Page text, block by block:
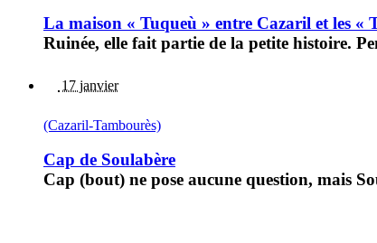
La maison « Tuqueù » entre Cazaril et les «
Ruinée, elle fait partie de la petite histoire.
17 janvier
(Cazaril-Tambourès)
Cap de Soulabère
Cap (bout) ne pose aucune question, mais